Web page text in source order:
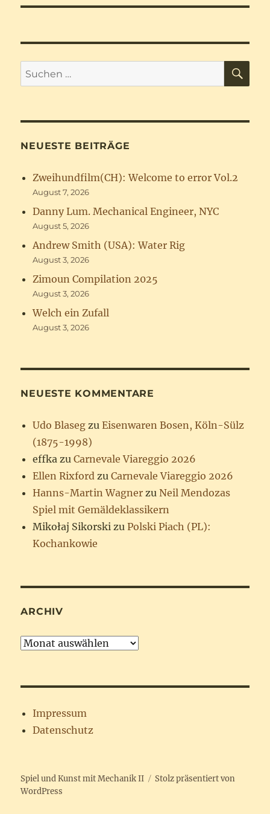
Suchen
nach:
NEUESTE BEITRÄGE
Zweihundfilm(CH): Welcome to error Vol.2
August 7, 2026
Danny Lum. Mechanical Engineer, NYC
August 5, 2026
Andrew Smith (USA): Water Rig
August 3, 2026
Zimoun Compilation 2025
August 3, 2026
Welch ein Zufall
August 3, 2026
NEUESTE KOMMENTARE
Udo Blaseg zuEisenwaren Bosen, Köln-Sülz
(1875-1998)
effka zuCarnevale Viareggio 2026
Ellen Rixford zuCarnevale Viareggio 2026
Hanns-Martin Wagner zuNeil Mendozas
Spiel mit Gemäldeklassikern
Mikołaj Sikorski zuPolski Piach (PL):
Kochankowie
ARCHIV
Archiv
Impressum
Datenschutz
Spiel und Kunst mit Mechanik II
Stolz präsentiert von
WordPress